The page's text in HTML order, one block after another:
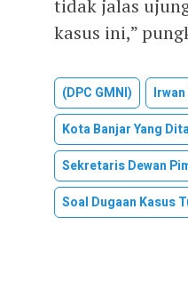
tidak jalas
kasus ini,”
(DPC GMNI)
Kota Banjar Yang
Sekretaris Dewan
Soal Dugaan Kasus